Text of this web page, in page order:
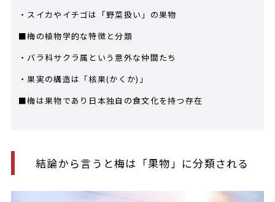
・スイカやイチゴは「野菜扱い」の果物
■梅の植物学的な特徴と分類
・バラ科サクラ属という意外な仲間たち
・果実の構造は「核果(かくか)」
■梅は果物であり日本独自の食文化を持つ存在
結論から言うと梅は「果物」に分類される